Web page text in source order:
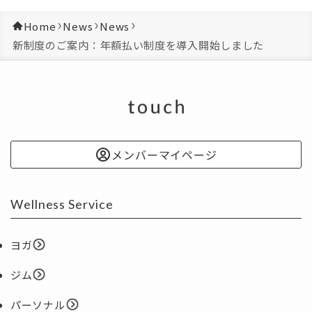
Home News News
新制度のご案内：年額払い制度を導入開始しました
メンバーマイページ
Wellness Service
ヨガ
ジム
パーソナル